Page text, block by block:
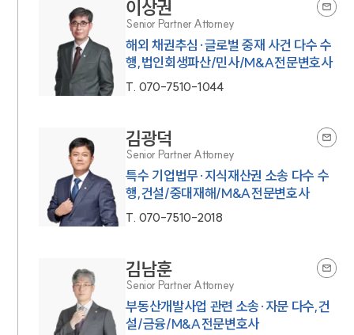
이상권
Senior Partner Attorney
해외 채권추심·글로벌 중재 사건 다수 수
행,법인회생파산/민사/M&A전문변호사
T. 070-7510-1044
김광덕
Senior Partner Attorney
특수 기업법무·지식재산권 소송 다수 수
행,건설/중대재해/M&A전문변호사
T. 070-7510-2018
김남훈
Senior Partner Attorney
부동산개발사업 관련 소송·자문 다수,건
설/금융/M&A전문변호사